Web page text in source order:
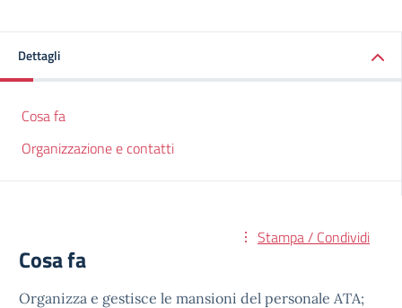
Dettagli
Cosa fa
Organizzazione e contatti
Stampa / Condividi
Cosa fa
Organizza e gestisce le mansioni del personale ATA;